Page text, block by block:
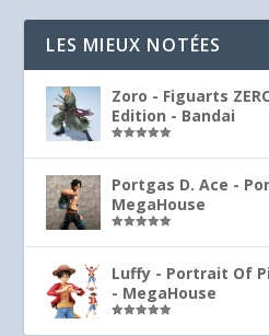
LES MIEUX NOTÉES
Zoro - Figuarts
Edition - Bandai
Portgas D. Ace -
MegaHouse
Luffy - Portrait Of
- MegaHouse